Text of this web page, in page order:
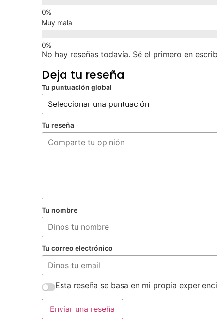
Muy mala
No hay reseñas todavía. Sé el primero en
Deja tu reseña
Tu puntuación global
Tu reseña
Tu nombre
Tu correo electrónico
Esta reseña se basa en mi propia
Enviar una reseña